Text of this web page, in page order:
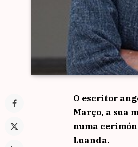
O escritor
Março, a sua
numa
Luanda.